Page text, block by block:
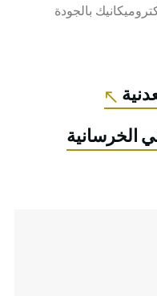
بالجودة
الخرسانية